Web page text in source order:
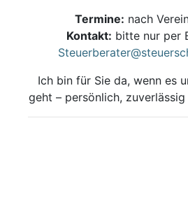
Termine: nach
Kontakt: bitte nur per
Ich bin für Sie da, wenn es
geht – persönlich,